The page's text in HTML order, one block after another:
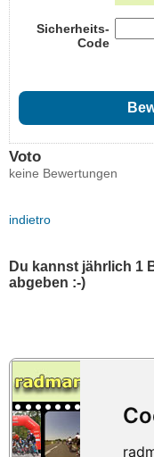
Sicherheits-
Code
Voto
keine Bewertungen
indietro
Du kannst jährlich 1
abgeben :-)